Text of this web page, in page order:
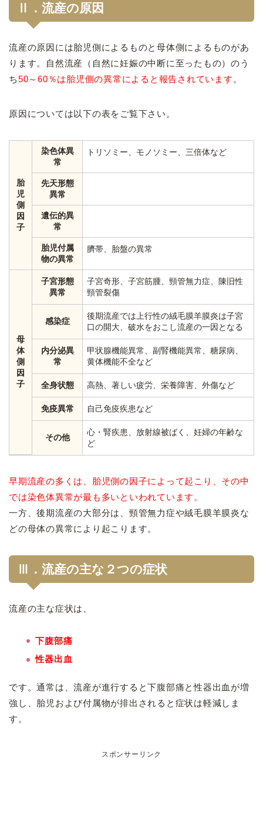
Ⅱ．流産の原因
流産の原因には胎児側によるものと母体側によるものがあ
ります。自然流産（自然に妊娠の中断に至ったもの）のう
ち50～60％は胎児側の異常によると報告されています 。
原因については以下の表をご覧下さい。
胎
児
側
因
子
染色体異
常
トリソミー、モノソミー、三倍体など
先天形態
異常
遺伝的異
常
胎児付属
物の異常
臍帯、胎盤の異常
母
体
側
因
子
子宮形態
異常
子宮奇形、子宮筋腫、頸管無力症、陳旧性
頸管裂傷
感染症
後期流産では上行性の絨毛膜羊膜炎は子宮
口の開大、破水をおこし流産の一因となる
内分泌異
常
甲状腺機能異常、副腎機能異常、糖尿病、
黄体機能不全など
全身状態 高熱、著しい疲労、栄養障害、外傷など
免疫異常 自己免疫疾患など
その他
心・腎疾患、放射線被ばく、妊婦の年齢な
ど
早期流産の多くは、胎児側の因子によって起こり、その中
では染色体異常が最も多いといわれています。
一方、後期流産の大部分は、頸管無力症や絨毛膜羊膜炎な
どの母体の異常により起こります。
Ⅲ．流産の主な２つの症状
流産の主な症状は、
下腹部痛
性器出血
です。通常は、流産が進行すると下腹部痛と性器出血が増
強し、胎児および付属物が排出されると症状は軽減しま
す。
スポンサーリンク